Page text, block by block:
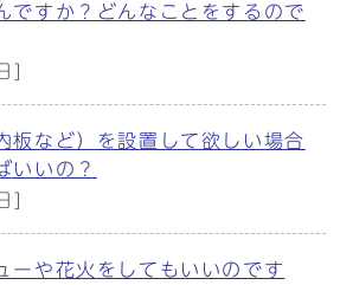
ですか？どんなことをするので
]
板など）を設置して欲しい場合
いいの？
]
ーや花火をしてもいいのです